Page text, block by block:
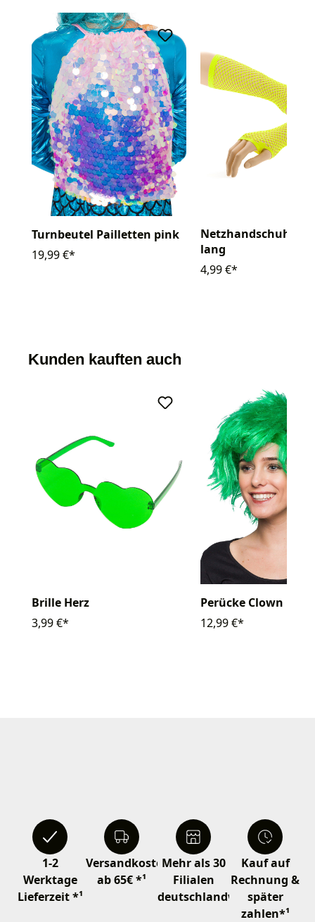
Turnbeutel Pailletten pink
19,99 €*
Netzhandschuhe
lang
4,99 €*
Kunden kauften auch
Brille Herz
3,99 €*
Perücke Clown
12,99 €*
1-2
Werktage
Lieferzeit *¹
Versandkostenfrei
ab 65€ *¹
Mehr als 30
Filialen
deutschlandweit
Kauf auf
Rechnung &
später
zahlen*¹